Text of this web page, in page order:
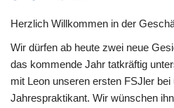
Herzlich Willkommen in der
Wir dürfen ab heute zwei neue
das kommende Jahr tatkräftig
mit Leon unseren ersten FSJler
Jahrespraktikant. Wir wünschen